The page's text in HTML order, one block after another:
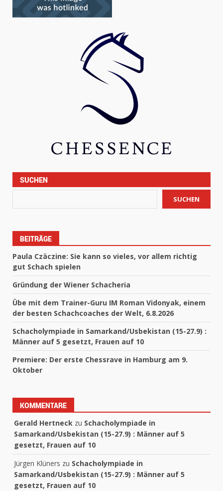
SUCHEN
SUCHEN
BEITRÄGE
Paula Czäczine: Sie kann so vieles, vor allem richtig
gut Schach spielen
Gründung der Wiener Schacheria
Übe mit dem Trainer-Guru IM Roman Vidonyak, einem
der besten Schachcoaches der Welt, 6.8.2026
Schacholympiade in Samarkand/Usbekistan (15-27.9) :
Männer auf 5 gesetzt, Frauen auf 10
Premiere: Der erste Chessrave in Hamburg am 9.
Oktober
KOMMENTARE
Gerald Hertneck zu Schacholympiade in
Samarkand/Usbekistan (15-27.9) : Männer auf 5
gesetzt, Frauen auf 10
Jürgen Klüners zu Schacholympiade in
Samarkand/Usbekistan (15-27.9) : Männer auf 5
gesetzt, Frauen auf 10